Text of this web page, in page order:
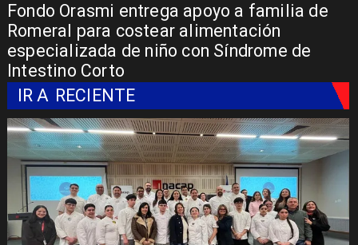
Fondo Orasmi entrega apoyo a familia de
Romeral para costear alimentación
especializada de niño con Síndrome de
Intestino Corto
IR A RECIENTE